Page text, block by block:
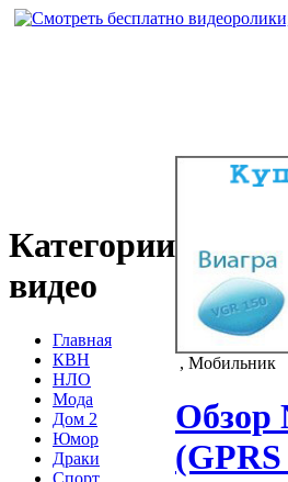
Категории
видео
Главная
КВН
НЛО
Мода
Дом 2
Юмор
Драки
Спорт
, Мобильник
Обзор